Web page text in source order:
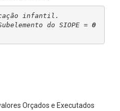
infantil.
do SIOPE = 0
Orçados e Executados